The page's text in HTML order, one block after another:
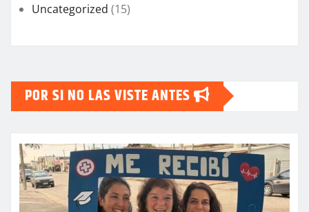
Uncategorized (15)
POR SI NO LAS VISTE ANTES